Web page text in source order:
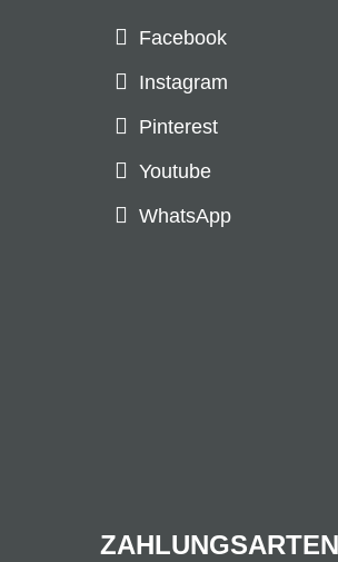
Facebook
Instagram
Pinterest
Youtube
WhatsApp
ZAHLUNGSARTEN